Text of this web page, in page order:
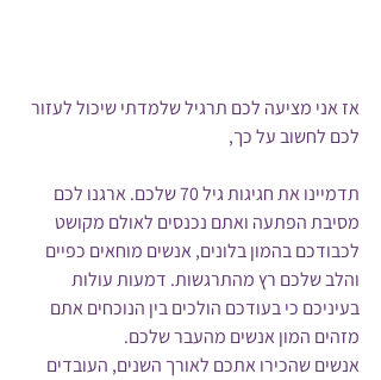
אז אני מציעה לכם תרגיל שלמדתי שיכול לעזור
לכם לחשוב על כך,
תדמיינו את חגיגות גיל 70 שלכם. ארגנו לכם
מסיבת הפתעה ואתם נכנסים לאולם מקושט
לכבודכם בהמון בלונים, אנשים מוחאים כפיים
והלב שלכם רץ מהתרגשות. דמעות עולות
בעיניכם כי בעודכם הולכים בין הנוכחים אתם
מזהים המון אנשים מהעבר שלכם.
אנשים שהכירו אתכם לאורך השנים, העובדים